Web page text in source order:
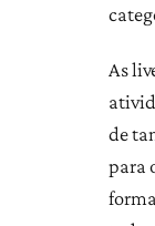
As
de
para